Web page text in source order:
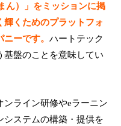
ん）」をミッションに掲
くためのプラットフォ
ニーです。ハートテック
基盤のことを意味してい
ライン研修やeラーニン
システムの構築・提供を